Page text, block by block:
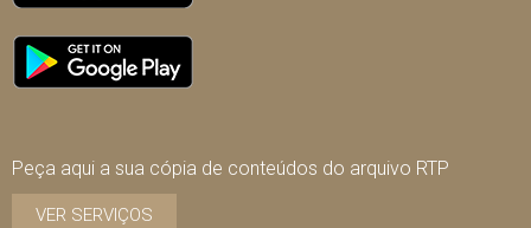
Peça aqui a sua cópia de conteúdos do arquivo RTP
VER SERVIÇOS